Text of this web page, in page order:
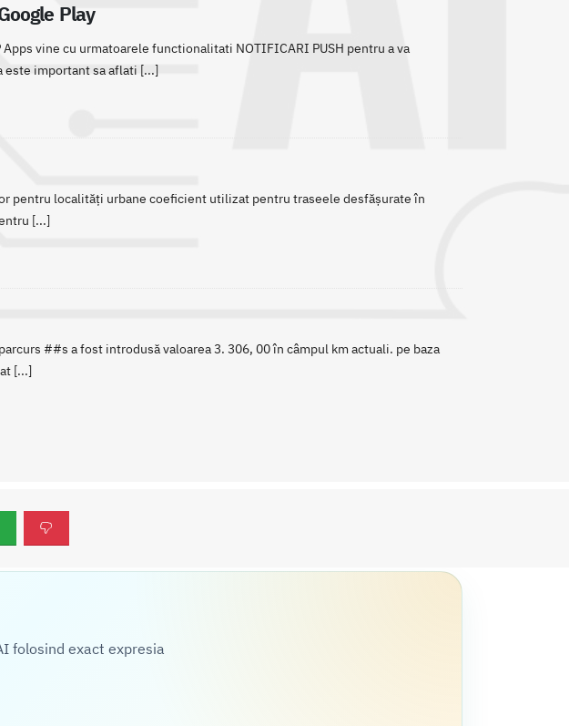
Play
vine cu urmatoarele functionalitati NOTIFICARI PUSH pentru a va
este important sa aflati [...]
pentru localități urbane coeficient utilizat pentru traseele desfășurate în
[...]
##s a fost introdusă valoarea 3. 306, 00 în câmpul km actuali. pe baza
[...]
folosind exact expresia